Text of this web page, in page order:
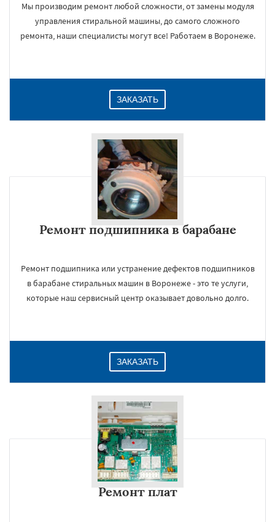
Мы производим ремонт любой сложности, от замены модуля
управления стиральной машины, до самого сложного
ремонта, наши специалисты могут все! Работаем в Воронеже.
ЗАКАЗАТЬ
Ремонт подшипника в барабане
Ремонт подшипника или устранение дефектов подшипников
в барабане стиральных машин в Воронеже - это те услуги,
которые наш сервисный центр оказывает довольно долго.
ЗАКАЗАТЬ
Ремонт плат